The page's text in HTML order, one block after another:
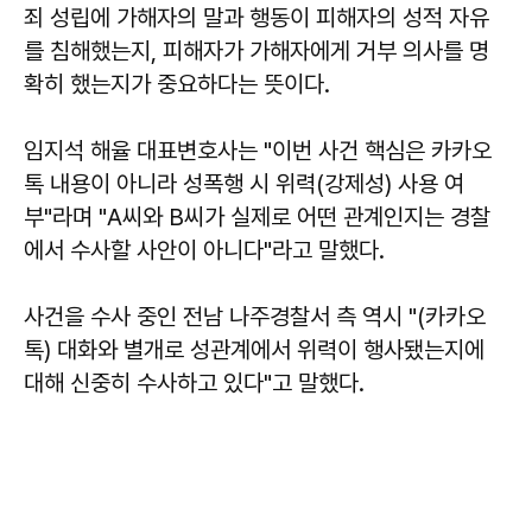
죄 성립에 가해자의 말과 행동이 피해자의 성적 자유
를 침해했는지, 피해자가 가해자에게 거부 의사를 명
확히 했는지가 중요하다는 뜻이다.
임지석 해율 대표변호사는 "이번 사건 핵심은 카카오
톡 내용이 아니라 성폭행 시 위력(강제성) 사용 여
부"라며 "A씨와 B씨가 실제로 어떤 관계인지는 경찰
에서 수사할 사안이 아니다"라고 말했다.
사건을 수사 중인 전남 나주경찰서 측 역시 "(카카오
톡) 대화와 별개로 성관계에서 위력이 행사됐는지에
대해 신중히 수사하고 있다"고 말했다.